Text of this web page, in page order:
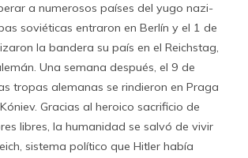
a numerosos países del yugo nazi-
soviéticas entraron en Berlín y el 1 de
la bandera su país en el Reichstag,
Una semana después, el 9 de
tropas alemanas se rindieron en Praga
Gracias al heroico sacrificio de
libres, la humanidad se salvó de vivir
sistema político que Hitler había